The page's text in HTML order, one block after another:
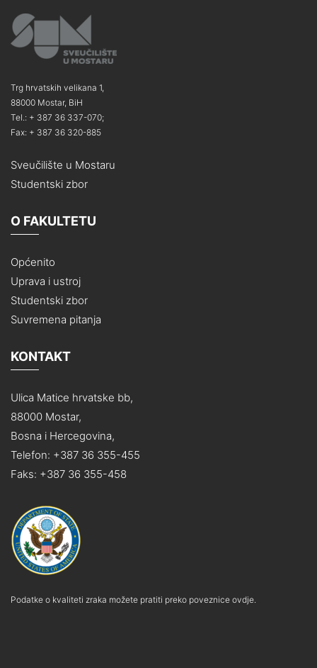
Trg hrvatskih velikana 1,
88000 Mostar, BiH
Tel.: + 387 36 337-070;
Fax: + 387 36 320-885
Sveučilište u Mostaru
Studentski zbor
O FAKULTETU
Općenito
Uprava i ustroj
Studentski zbor
Suvremena pitanja
KONTAKT
Ulica Matice hrvatske bb,
88000 Mostar,
Bosna i Hercegovina,
Telefon: +387 36 355-455
Faks: +387 36 355-458
Podatke o kvaliteti zraka možete pratiti preko poveznice ovdje.